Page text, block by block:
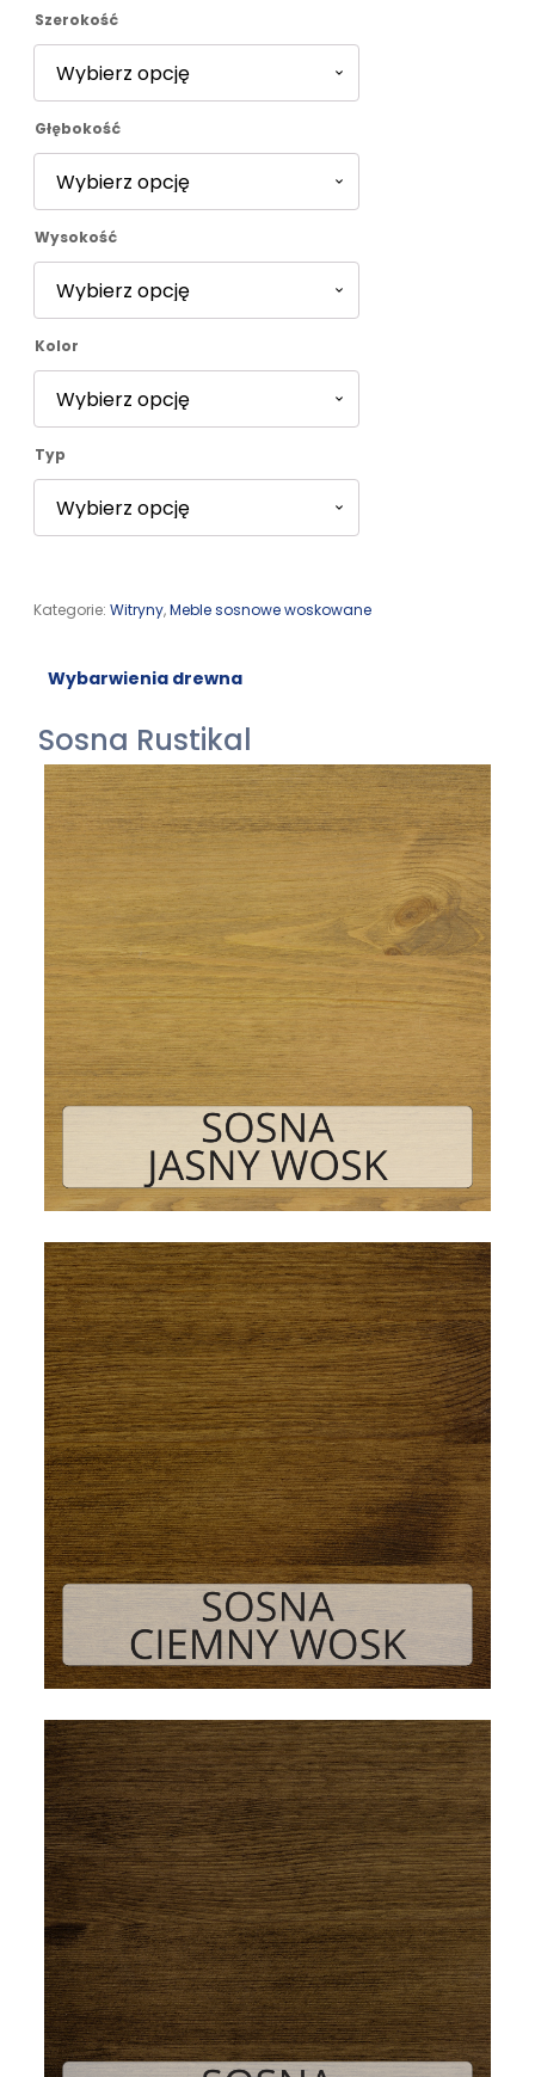
2796,00 zł
do
3076,00 zł
Szerokość
Głębokość
Wysokość
Kolor
Typ
Kategorie: Witryny,Meble sosnowe woskowane
Wybarwienia drewna
Sosna Rustikal